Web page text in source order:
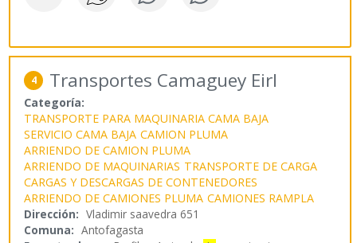
4 Transportes Camaguey Eirl
Categoría:
TRANSPORTE PARA MAQUINARIA CAMA BAJA
SERVICIO CAMA BAJA CAMION PLUMA
ARRIENDO DE CAMION PLUMA
ARRIENDO DE MAQUINARIAS TRANSPORTE DE CARGA
CARGAS Y DESCARGAS DE CONTENEDORES
ARRIENDO DE CAMIONES PLUMA CAMIONES RAMPLA
Dirección: Vladimir saavedra 651
Comuna: Antofagasta